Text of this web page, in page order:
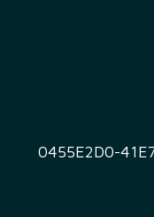
0455E2D0-